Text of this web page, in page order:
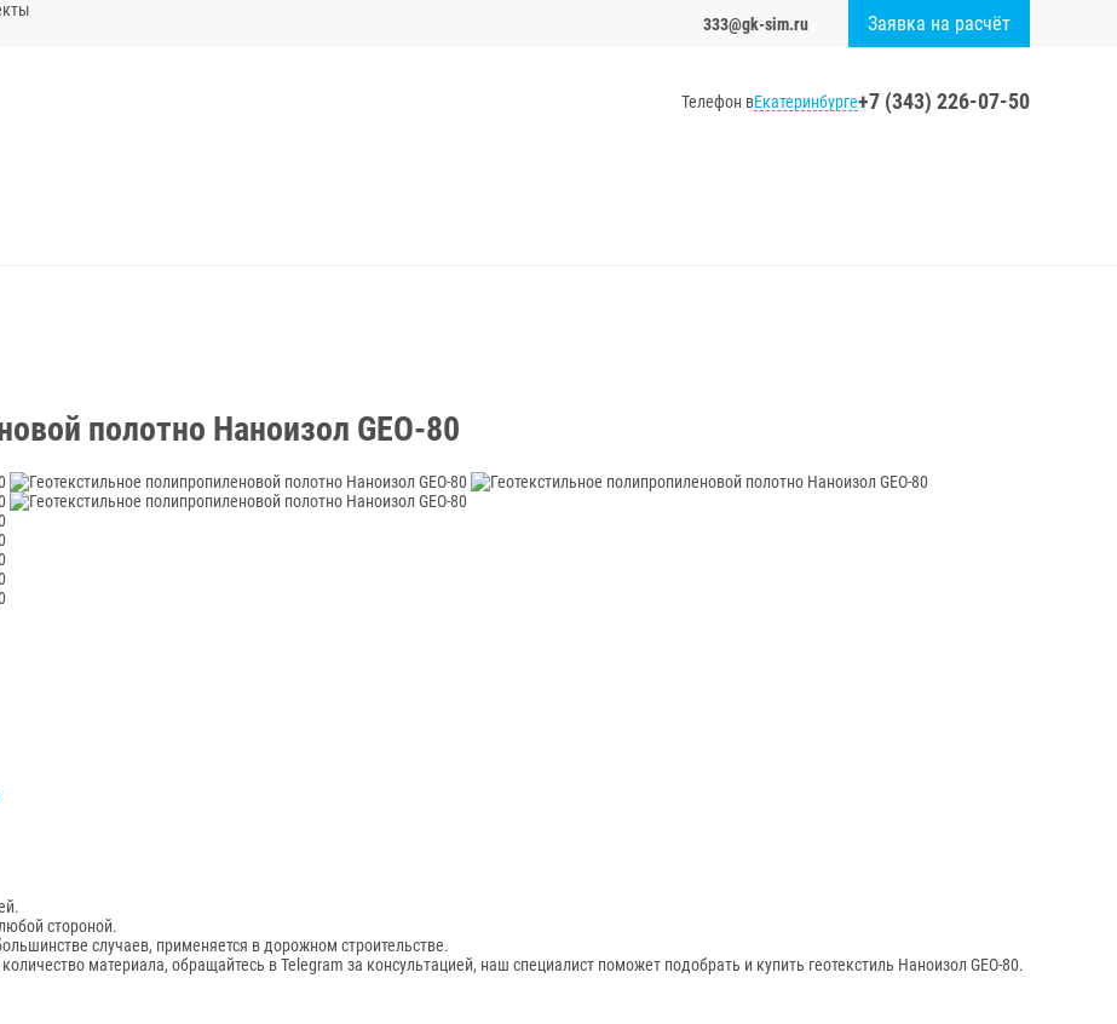
333@gk-sim.ru Заявка на расчёт
Телефон вЕкатеринбурге+7 (343) 226-07-50
полотно Наноизол GEO-80
стороной.
случаев, применяется в дорожном строительстве.
материала, обращайтесь в Telegram за консультацией, наш специалист поможет подобрать и купить геотекстиль Наноизол GEO-80.